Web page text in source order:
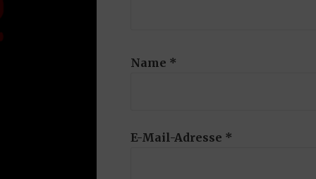
Name *
E-Mail-Adresse *